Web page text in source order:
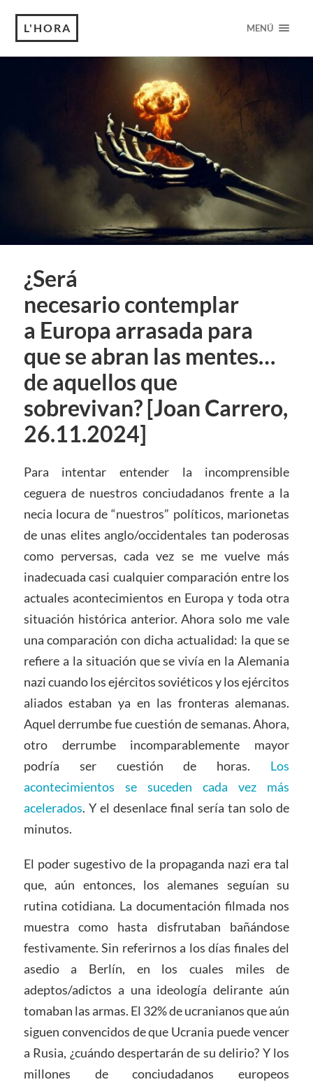
L'HORA MENÚ
¿Será
necesario contemplar
a Europa arrasada para
que se abran las mentes…
de aquellos que
sobrevivan? [Joan Carrero,
26.11.2024]
Para intentar entender la incomprensible
ceguera de nuestros conciudadanos frente a la
necia locura de “nuestros” políticos, marionetas
de unas elites anglo/occidentales tan poderosas
como perversas, cada vez se me vuelve más
inadecuada casi cualquier comparación entre los
actuales acontecimientos en Europa y toda otra
situación histórica anterior. Ahora solo me vale
una comparación con dicha actualidad: la que se
refiere a la situación que se vivía en la Alemania
nazi cuando los ejércitos soviéticos y los ejércitos
aliados estaban ya en las fronteras alemanas.
Aquel derrumbe fue cuestión de semanas. Ahora,
otro derrumbe incomparablemente mayor
podría ser cuestión de horas. Los
acontecimientos se suceden cada vez más
acelerados. Y el desenlace final sería tan solo de
minutos.
El poder sugestivo de la propaganda nazi era tal
que, aún entonces, los alemanes seguían su
rutina cotidiana. La documentación filmada nos
muestra como hasta disfrutaban bañándose
festivamente. Sin referirnos a los días finales del
asedio a Berlín, en los cuales miles de
adeptos/adictos a una ideología delirante aún
tomaban las armas. El 32% de ucranianos que aún
siguen convencidos de que Ucrania puede vencer
a Rusia, ¿cuándo despertarán de su delirio? Y los
millones de conciudadanos europeos